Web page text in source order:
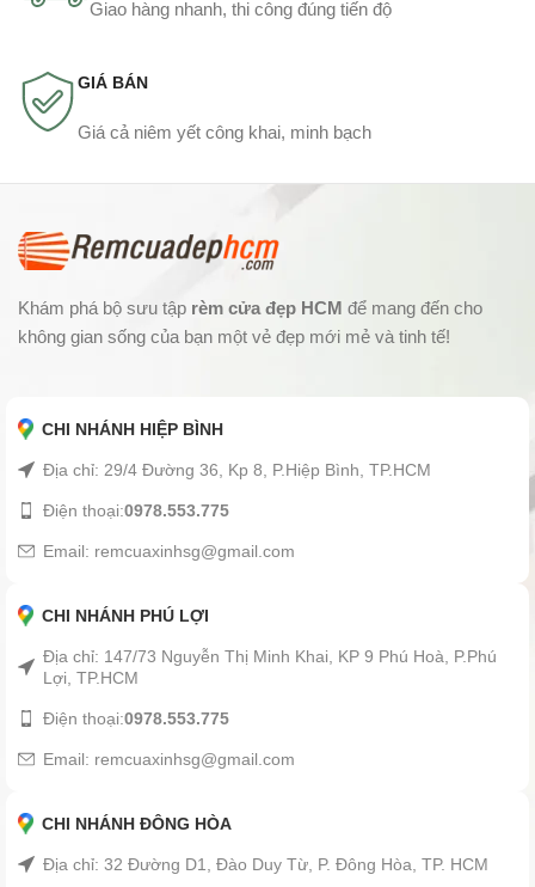
Giao hàng nhanh, thi công đúng tiến độ
GIÁ BÁN
Giá cả niêm yết công khai, minh bạch
Khám phá bộ sưu tập rèm cửa đẹp HCM để mang đến cho
không gian sống của bạn một vẻ đẹp mới mẻ và tinh tế!
CHI NHÁNH HIỆP BÌNH
Địa chỉ: 29/4 Đường 36, Kp 8, P.Hiệp Bình, TP.HCM
Điện thoại:0978.553.775
Email: remcuaxinhsg@gmail.com
CHI NHÁNH PHÚ LỢI
Địa chỉ: 147/73 Nguyễn Thị Minh Khai, KP 9 Phú Hoà, P.Phú
Lợi, TP.HCM
Điện thoại:0978.553.775
Email: remcuaxinhsg@gmail.com
CHI NHÁNH ĐÔNG HÒA
Địa chỉ: 32 Đường D1, Đào Duy Từ, P. Đông Hòa, TP. HCM